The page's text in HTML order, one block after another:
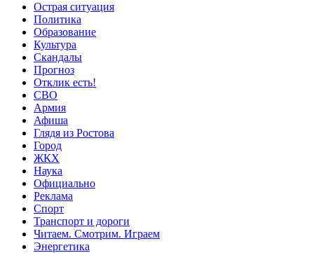
Острая ситуация
Политика
Образование
Культура
Скандалы
Прогноз
Отклик есть!
СВО
Армия
Афиша
Глядя из Ростова
Город
ЖКХ
Наука
Официально
Реклама
Спорт
Транспорт и дороги
Читаем. Смотрим. Играем
Энергетика